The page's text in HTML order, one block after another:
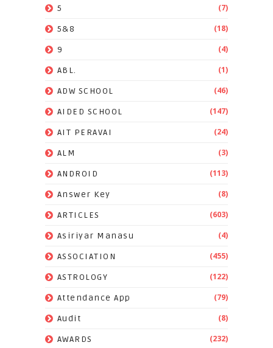
5 (7)
5&8 (18)
9 (4)
ABL. (1)
ADW SCHOOL (46)
AIDED SCHOOL (147)
AIT PERAVAI (24)
ALM (3)
ANDROID (113)
Answer Key (8)
ARTICLES (603)
Asiriyar Manasu (4)
ASSOCIATION (455)
ASTROLOGY (122)
Attendance App (79)
Audit (8)
AWARDS (232)